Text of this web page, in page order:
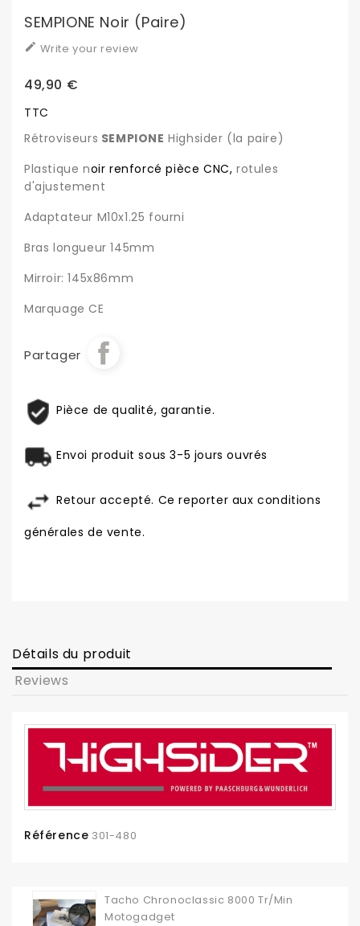
SEMPIONE Noir (paire)
 Write your review
49,90 €
TTC
Rétroviseurs SEMPIONE Highsider (la paire)
Plastique noir renforcé pièce CNC,rotules
d'ajustement
Adaptateur M10x1.25 fourni
Bras longueur 145mm
Mirroir: 145x86mm
Marquage CE
Partager
Pièce de qualité, garantie.
Envoi produit sous 3-5 jours ouvrés
Retour accepté. Ce reporter aux conditions
générales de vente.
Détails du produit
Reviews
Référence 301-480
Tacho Chronoclassic 8000 Tr/min
Motogadget